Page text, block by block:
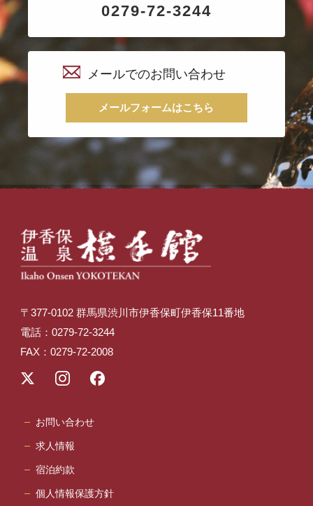
0279-72-3244
メールでのお問い合わせ
メールフォームはこちら
〒377-0102 群馬県渋川市伊香保町伊香保11番地
電話：0279-72-3244
FAX：0279-72-2008
お問い合わせ
求人情報
宿泊約款
個人情報保護方針